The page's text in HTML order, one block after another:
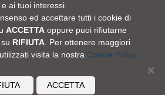
PAGE | LA NOSTRA FILOSOFIA |
COOKIES
ai tuoi interessi.
ed accettare tutti i cookie di
ACCETTA oppure puoi rifiutarne
RIFIUTA . Per ottenere maggiori
visita la nostra Cookie Policy.
×
ACCETTA